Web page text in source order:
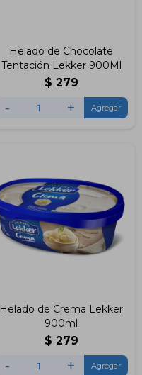
Helado de Chocolate
Tentación Lekker 900Ml
$ 279
- +
Helado de Crema Lekker
900ml
$ 279
- +